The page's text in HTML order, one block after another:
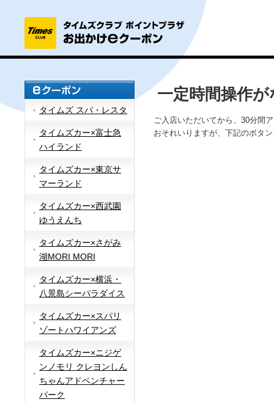
タイムズ スパ・レスタ
タイムズカー×富士急
ハイランド
タイムズカー×東京サ
マーランド
タイムズカー×西武園
ゆうえんち
タイムズカー×さがみ
湖MORI MORI
タイムズカー×横浜・
八景島シーパラダイス
タイムズカー×スパリ
ゾートハワイアンズ
タイムズカー×ニジゲ
ンノモリ クレヨンしん
ちゃんアドベンチャー
パーク
一定時間操作
ご入店いただいてから、30分間
おそれいりますが、下記のボタ